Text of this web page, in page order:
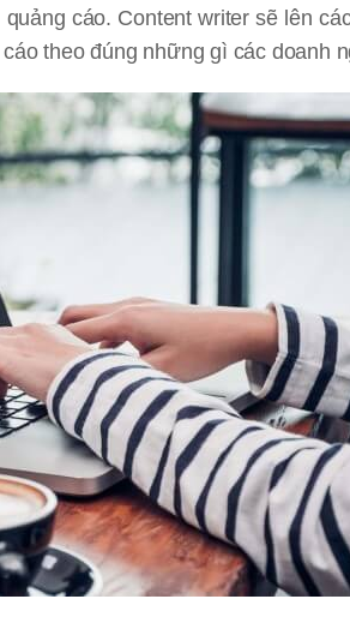
cáo. Content writer sẽ lên
theo đúng những gì các doanh